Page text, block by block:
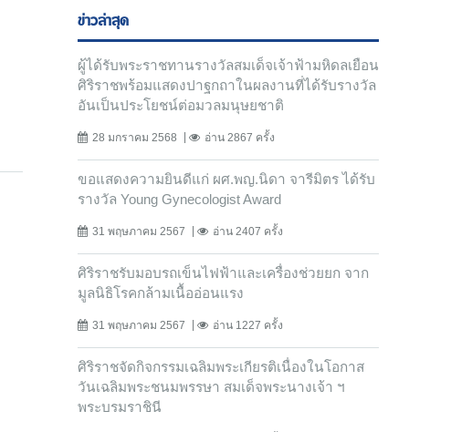
ข่าวล่าสุด
ผู้ได้รับพระราชทานรางวัลสมเด็จเจ้าฟ้ามหิดลเยือน
ศิริราชพร้อมแสดงปาฐกถาในผลงานที่ได้รับรางวัล
อันเป็นประโยชน์ต่อมวลมนุษยชาติ
28 มกราคม 2568 อ่าน 2867 ครั้ง
ขอแสดงความยินดีแก่ ผศ.พญ.นิดา จารีมิตร ได้รับ
รางวัล Young Gynecologist Award
31 พฤษภาคม 2567 อ่าน 2407 ครั้ง
ศิริราชรับมอบรถเข็นไฟฟ้าและเครื่องช่วยยก จาก
มูลนิธิโรคกล้ามเนื้ออ่อนแรง
31 พฤษภาคม 2567 อ่าน 1227 ครั้ง
ศิริราชจัดกิจกรรมเฉลิมพระเกียรติเนื่องในโอกาส
วันเฉลิมพระชนมพรรษา สมเด็จพระนางเจ้า ฯ
พระบรมราชินี